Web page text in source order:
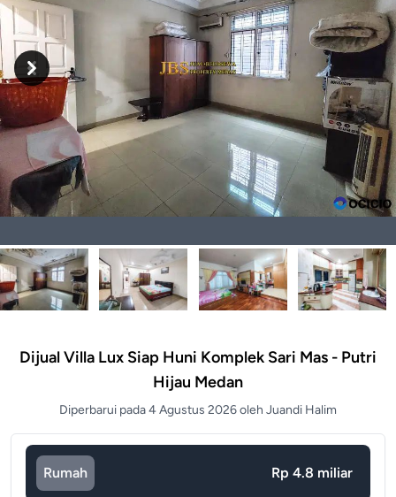
Previous
Next
Dijual Villa Lux Siap Huni Komplek Sari Mas - Putri
Hijau Medan
Diperbarui pada 4 Agustus 2026 oleh Juandi Halim
Rumah Rp 4.8 miliar